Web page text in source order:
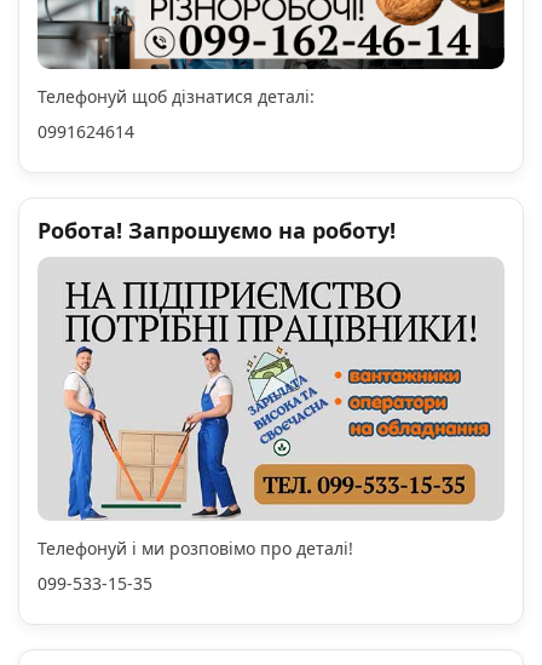
Телефонуй щоб дізнатися деталі:
0991624614
Робота! Запрошуємо на роботу!
Телефонуй і ми розповімо про деталі!
099-533-15-35